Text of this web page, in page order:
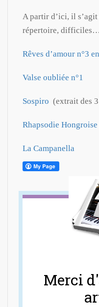
A partir d’ici, il
répertoire, difficiles…
Rêves d’amour n°3
Valse oubliée n°1
Sospiro (extrait des
Rhapsodie Hongroise
La Campanella
Merci